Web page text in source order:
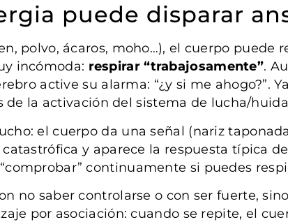
puede disparar
polvo, ácaros, moho…), el cuerpo puede
incómoda: respirar “trabajosamente”.
active su alarma: “¿y si me ahogo?”.
de la activación del sistema de lucha/
el cuerpo da una señal (nariz
y aparece la respuesta típica
continuamente si puedes
no saber controlarse o con ser fuerte,
por asociación: cuando se repite, el